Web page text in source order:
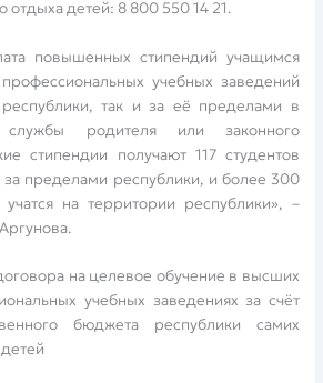
отдыха детей: 8 800 550 14 21.
повышенных стипендий учащимся
учебных заведений
так и за её пределами в
родителя или законного
стипендии получают 117 студентов
пределами республики, и более 300
учатся на территории республики», –
на целевое обучение в высших
учебных заведениях за счёт
бюджета республики самих